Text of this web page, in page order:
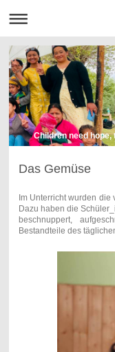
Children need hope,
Das Gemüse
Im Unterricht wurden
Dazu haben die
beschnuppert,
Bestandteile des